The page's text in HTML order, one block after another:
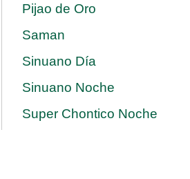
Pijao de Oro
Saman
Sinuano Día
Sinuano Noche
Super Chontico Noche